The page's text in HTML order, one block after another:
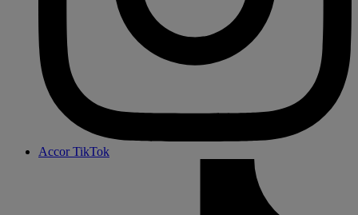
Accor TikTok